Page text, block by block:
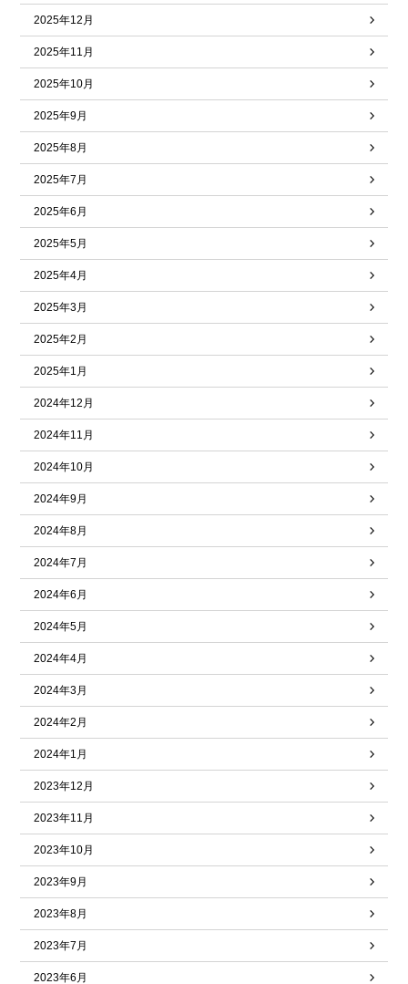
2025年12月
2025年11月
2025年10月
2025年9月
2025年8月
2025年7月
2025年6月
2025年5月
2025年4月
2025年3月
2025年2月
2025年1月
2024年12月
2024年11月
2024年10月
2024年9月
2024年8月
2024年7月
2024年6月
2024年5月
2024年4月
2024年3月
2024年2月
2024年1月
2023年12月
2023年11月
2023年10月
2023年9月
2023年8月
2023年7月
2023年6月